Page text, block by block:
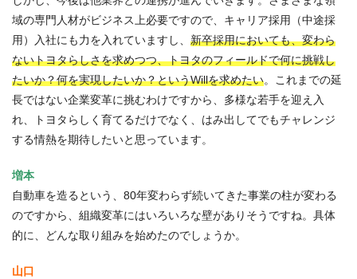
域の専門人材がビジネス上必要ですので、キャリア採用（中途採
用）入社にも力を入れていますし、 新卒採用においても、変わら
ないトヨタらしさを求めつつ、トヨタのフィールドで何に挑戦し
たいか？何を実現したいか？というWillを求めたい。これまでの延
長ではない企業変革に挑むわけですから、多様な若手を迎え入
れ、トヨタらしく育てるだけでなく、はみ出してでもチャレンジ
する情熱を期待したいと思っています。
増本
自動車を造るという、80年変わらず続いてきた事業の柱が変わる
のですから、組織変革にはいろいろな壁がありそうですね。具体
的に、どんな取り組みを始めたのでしょうか。
山口